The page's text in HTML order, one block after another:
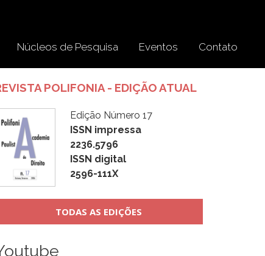
Núcleos de Pesquisa Eventos Contato
POLIFONIA - EDIÇÃO ATUAL
Edição Número 17
ISSN impressa
2236.5796
ISSN digital
2596-111X
TODAS AS EDIÇÕES